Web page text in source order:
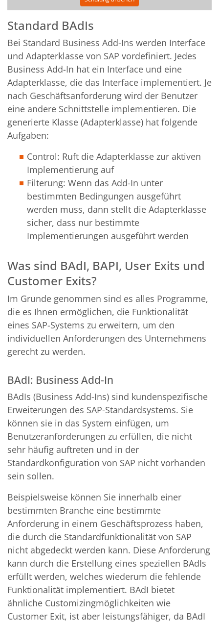
Standard BAdIs
Bei Standard Business Add-Ins werden Interface
und Adapterklasse von SAP vordefiniert. Jedes
Business Add-In hat ein Interface und eine
Adapterklasse, die das Interface implementiert. Je
nach Geschäftsanforderung wird der Benutzer
eine andere Schnittstelle implementieren. Die
generierte Klasse (Adapterklasse) hat folgende
Aufgaben:
Control: Ruft die Adapterklasse zur aktiven
Implementierung auf
Filterung: Wenn das Add-In unter
bestimmten Bedingungen ausgeführt
werden muss, dann stellt die Adapterklasse
sicher, dass nur bestimmte
Implementierungen ausgeführt werden
Was sind BAdI, BAPI, User Exits und
Customer Exits?
Im Grunde genommen sind es alles Programme,
die es Ihnen ermöglichen, die Funktionalität
eines SAP-Systems zu erweitern, um den
individuellen Anforderungen des Unternehmens
gerecht zu werden.
BAdI: Business Add-In
BAdIs (Business Add-Ins) sind kundenspezifische
Erweiterungen des SAP-Standardsystems. Sie
können sie in das System einfügen, um
Benutzeranforderungen zu erfüllen, die nicht
sehr häufig auftreten und in der
Standardkonfiguration von SAP nicht vorhanden
sein sollen.
Beispielsweise können Sie innerhalb einer
bestimmten Branche eine bestimmte
Anforderung in einem Geschäftsprozess haben,
die durch die Standardfunktionalität von SAP
nicht abgedeckt werden kann. Diese Anforderung
kann durch die Erstellung eines speziellen BAdIs
erfüllt werden, welches wiederum die fehlende
Funktionalität implementiert. BAdI bietet
ähnliche Customizingmöglichkeiten wie
Customer Exit, ist aber leistungsfähiger, da BAdI